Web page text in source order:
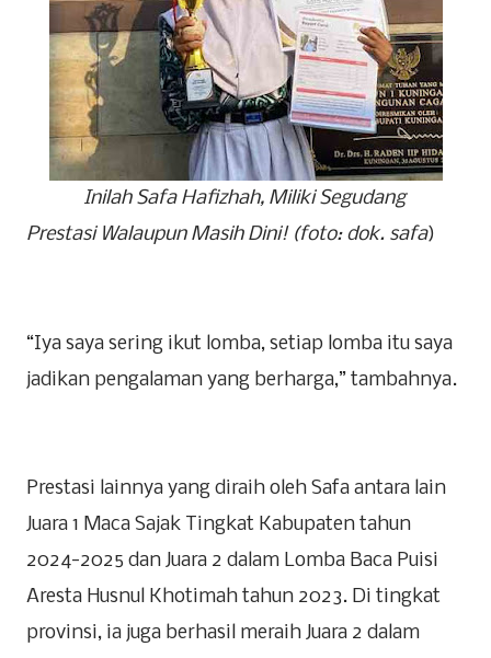
Inilah Safa Hafizhah, Miliki Segudang
Prestasi Walaupun Masih Dini! (foto: dok. safa)
“Iya saya sering ikut lomba, setiap lomba itu saya
jadikan pengalaman yang berharga,” tambahnya.
Prestasi lainnya yang diraih oleh Safa antara lain
Juara 1 Maca Sajak Tingkat Kabupaten tahun
2024-2025 dan Juara 2 dalam Lomba Baca Puisi
Aresta Husnul Khotimah tahun 2023. Di tingkat
provinsi, ia juga berhasil meraih Juara 2 dalam